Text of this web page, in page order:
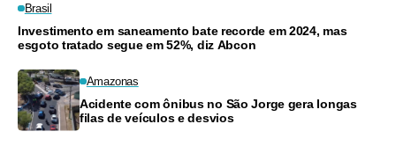
Brasil
Investimento em saneamento bate recorde em 2024, mas
esgoto tratado segue em 52%, diz Abcon
Amazonas
Acidente com ônibus no São Jorge gera longas
filas de veículos e desvios